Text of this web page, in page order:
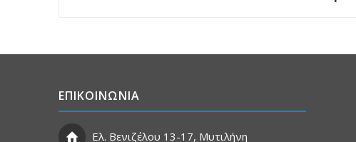
ΕΠΙΚΟΙΝΩΝΙΑ
Ελ. Βενιζέλου 13-17, Μυτιλήνη